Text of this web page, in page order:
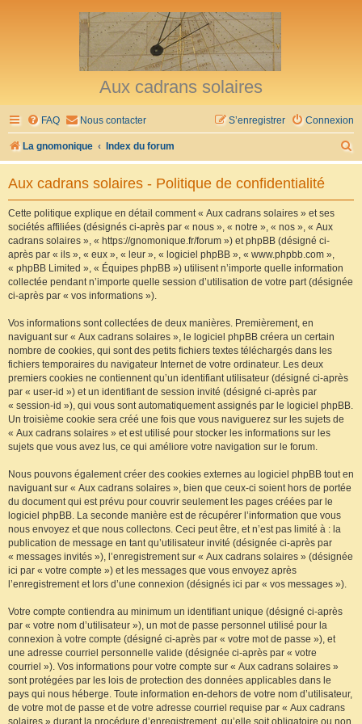
Aux cadrans solaires
FAQ Nous contacter Connexion
S’enregistrer
La gnomonique Index du forum
e
Aux cadrans solaires - Politique de confidentialité
Cette politique explique en détail comment « Aux cadrans solaires » et ses
sociétés affiliées (désignés ci-après par « nous », « notre », « nos », « Aux
cadrans solaires », « https://gnomonique.fr/forum ») et phpBB (désigné ci-
après par « ils », « eux », « leur », « logiciel phpBB », « www.phpbb.com »,
« phpBB Limited », « Équipes phpBB ») utilisent n’importe quelle information
collectée pendant n’importe quelle session d’utilisation de votre part (désignée
ci-après par « vos informations »).
Vos informations sont collectées de deux manières. Premièrement, en
naviguant sur « Aux cadrans solaires », le logiciel phpBB créera un certain
nombre de cookies, qui sont des petits fichiers textes téléchargés dans les
fichiers temporaires du navigateur Internet de votre ordinateur. Les deux
premiers cookies ne contiennent qu’un identifiant utilisateur (désigné ci-après
par « user-id ») et un identifiant de session invité (désigné ci-après par
« session-id »), qui vous sont automatiquement assignés par le logiciel phpBB.
Un troisième cookie sera créé une fois que vous naviguerez sur les sujets de
« Aux cadrans solaires » et est utilisé pour stocker les informations sur les
sujets que vous avez lus, ce qui améliore votre navigation sur le forum.
Nous pouvons également créer des cookies externes au logiciel phpBB tout en
naviguant sur « Aux cadrans solaires », bien que ceux-ci soient hors de portée
du document qui est prévu pour couvrir seulement les pages créées par le
logiciel phpBB. La seconde manière est de récupérer l’information que vous
nous envoyez et que nous collectons. Ceci peut être, et n’est pas limité à : la
publication de message en tant qu’utilisateur invité (désignée ci-après par
« messages invités »), l’enregistrement sur « Aux cadrans solaires » (désignée
ici par « votre compte ») et les messages que vous envoyez après
l’enregistrement et lors d’une connexion (désignés ici par « vos messages »).
Votre compte contiendra au minimum un identifiant unique (désigné ci-après
par « votre nom d’utilisateur »), un mot de passe personnel utilisé pour la
connexion à votre compte (désigné ci-après par « votre mot de passe »), et
une adresse courriel personnelle valide (désignée ci-après par « votre
courriel »). Vos informations pour votre compte sur « Aux cadrans solaires »
sont protégées par les lois de protection des données applicables dans le
pays qui nous héberge. Toute information en-dehors de votre nom d’utilisateur,
de votre mot de passe et de votre adresse courriel requise par « Aux cadrans